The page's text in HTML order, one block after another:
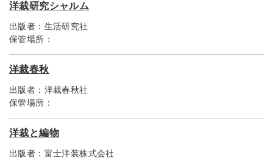
洋裁研究シャルム
出版者： 生活研究社
保管場所：
洋裁春秋
出版者： 洋裁春秋社
保管場所：
洋裁と編物
出版者： 富士洋装株式会社